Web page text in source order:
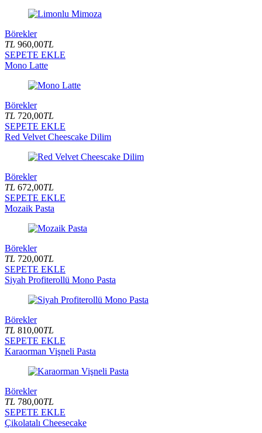
Börekler
TL 960,00TL
SEPETE EKLE
Mono Latte
Börekler
TL 720,00TL
SEPETE EKLE
Red Velvet Cheescake Dilim
Börekler
TL 672,00TL
SEPETE EKLE
Mozaik Pasta
Börekler
TL 720,00TL
SEPETE EKLE
Siyah Profiterollü Mono Pasta
Börekler
TL 810,00TL
SEPETE EKLE
Karaorman Vişneli Pasta
Börekler
TL 780,00TL
SEPETE EKLE
Çikolatalı Cheesecake